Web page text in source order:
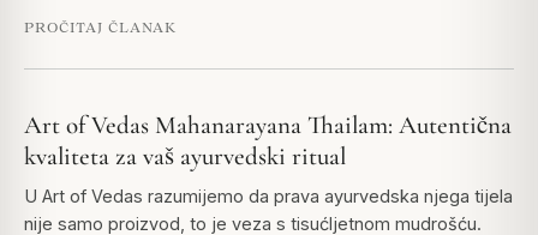
PROČITAJ ČLANAK
Art of Vedas Mahanarayana Thailam: Autentična
kvaliteta za vaš ayurvedski ritual
U Art of Vedas razumijemo da prava ayurvedska njega tijela
nije samo proizvod, to je veza s tisućljetnom mudrošću.